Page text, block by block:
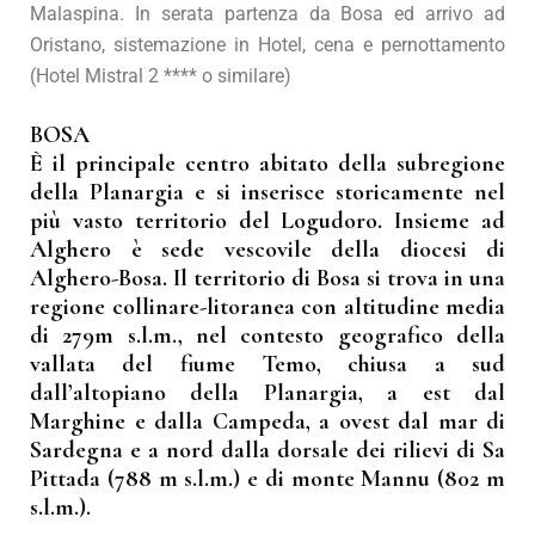
Malaspina. In serata partenza da Bosa ed arrivo ad
Oristano, sistemazione in Hotel, cena e pernottamento
(Hotel Mistral 2 **** o similare)
BOSA
È il principale centro abitato della subregione
della Planargia e si inserisce storicamente nel
più vasto territorio del Logudoro. Insieme ad
Alghero è sede vescovile della diocesi di
Alghero-Bosa. Il territorio di Bosa si trova in una
regione collinare-litoranea con altitudine media
di 279m s.l.m., nel contesto geografico della
vallata del fiume Temo, chiusa a sud
dall’altopiano della Planargia, a est dal
Marghine e dalla Campeda, a ovest dal mar di
Sardegna e a nord dalla dorsale dei rilievi di Sa
Pittada (788 m s.l.m.) e di monte Mannu (802 m
s.l.m.).